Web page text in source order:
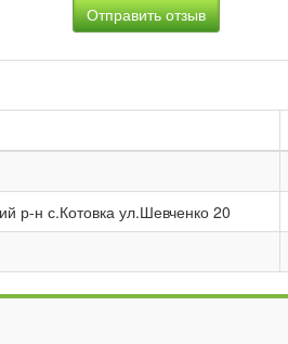
р-н с.Котовка ул.Шевченко 20